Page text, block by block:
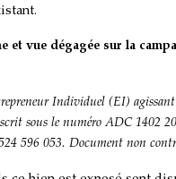
et vue dégagée sur la
Individuel (EI)
sous le numéro ADC 1402
596 053. Document non